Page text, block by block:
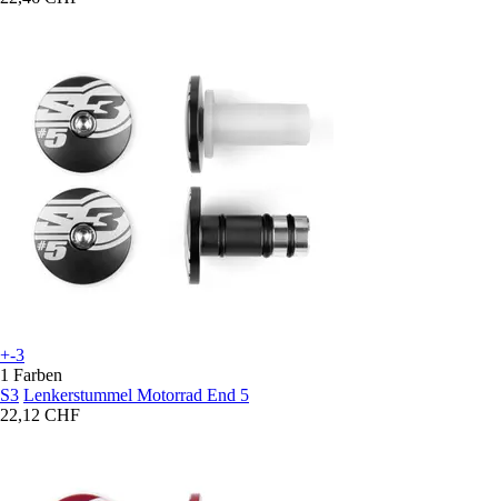
+-3
1 Farben
S3 Lenkerstummel Motorrad End 5
22,12 CHF